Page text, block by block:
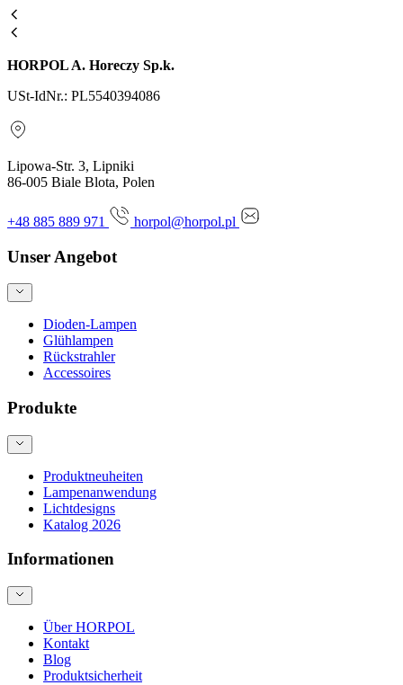
HORPOL A. Horeczy Sp.k.
USt-IdNr.: PL5540394086
Lipowa-Str. 3, Lipniki
86-005 Biale Blota, Polen
+48 885 889 971 horpol@horpol.pl
Unser Angebot
Dioden-Lampen
Glühlampen
Rückstrahler
Accessoires
Produkte
Produktneuheiten
Lampenanwendung
Lichtdesigns
Katalog 2026
Informationen
Über HORPOL
Kontakt
Blog
Produktsicherheit